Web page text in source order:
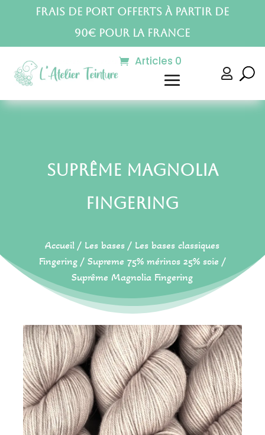
Frais de port offerts à partir de
90€ pour la France
Articles 0

Suprême Magnolia
Fingering
Accueil / Les bases / Les bases classiques
Fingering/ Supreme 75% mérinos 25% soie /
Suprême Magnolia Fingering